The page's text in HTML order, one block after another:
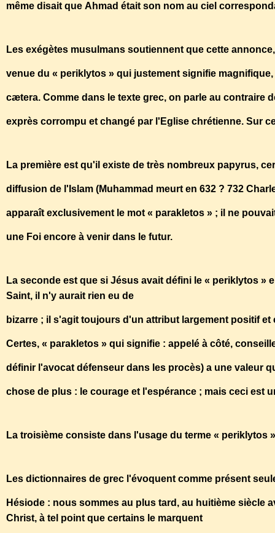
même disait que Ahmad était son nom au ciel
Les exégètes musulmans soutiennent que cette
venue du « periklytos » qui justement signifie
cætera. Comme dans le texte grec, on parle au contraire
exprès corrompu et changé par l'Eglise chrétienne. Sur
La première est qu'il existe de très nombreux papyrus,
diffusion de l'Islam (Muhammad meurt en 632 ? 732
apparaît exclusivement le mot « parakletos » ; il ne
une Foi encore à venir dans le futur.
La seconde est que si Jésus avait défini le « periklytos »
Saint, il n'y aurait rien eu de
bizarre ; il s'agit toujours d'un attribut largement positif
Certes, « parakletos » qui signifie : appelé à côté,
définir l'avocat défenseur dans les procès) a une valeur
chose de plus : le courage et l'espérance ; mais ceci est
La troisième consiste dans l'usage du terme « periklytos
Les dictionnaires de grec l'évoquent comme présent
Hésiode : nous sommes au plus tard, au huitième siècle
Christ, à tel point que certains le marquent